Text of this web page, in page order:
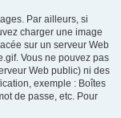
Par ailleurs, si
charger une image
sur un serveur Web
Vous ne pouvez pas
Web public) ni des
exemple : Boîtes
de passe, etc. Pour